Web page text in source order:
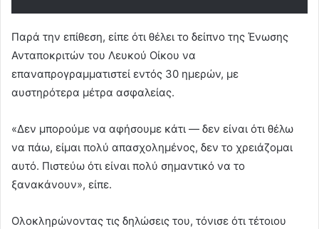
Παρά την επίθεση, είπε ότι θέλει το δείπνο της Ένωσης
Ανταποκριτών του Λευκού Οίκου να
επαναπρογραμματιστεί εντός 30 ημερών, με
αυστηρότερα μέτρα ασφαλείας.
«Δεν μπορούμε να αφήσουμε κάτι — δεν είναι ότι θέλω
να πάω, είμαι πολύ απασχολημένος, δεν το χρειάζομαι
αυτό. Πιστεύω ότι είναι πολύ σημαντικό να το
ξανακάνουν», είπε.
Ολοκληρώνοντας τις δηλώσεις του, τόνισε ότι τέτοιου